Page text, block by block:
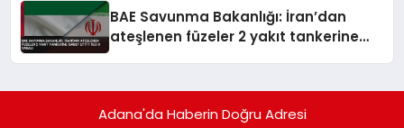
BAE Savunma Bakanlığı: İran’dan
ateşlenen füzeler 2 yakıt tankerine
Adana'da Haberin Doğru Adresi